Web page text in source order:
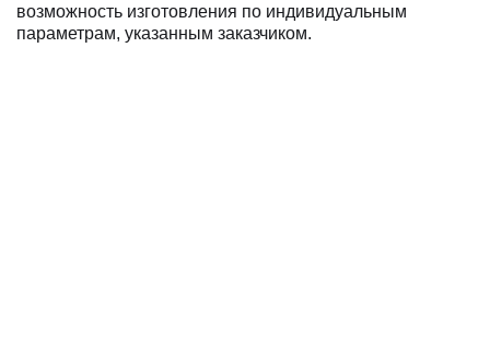
возможность изготовления по индивидуальным
параметрам, указанным заказчиком.